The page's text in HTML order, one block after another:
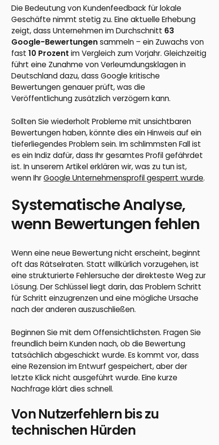
Die Bedeutung von Kundenfeedback für lokale
Geschäfte nimmt stetig zu. Eine aktuelle Erhebung
zeigt, dass Unternehmen im Durchschnitt 63
Google-Bewertungensammeln – ein Zuwachs von
fast10 Prozent im Vergleich zum Vorjahr. Gleichzeitig
führt eine Zunahme von Verleumdungsklagen in
Deutschland dazu, dass Google kritische
Bewertungen genauer prüft, was die
Veröffentlichung zusätzlich verzögern kann.
Sollten Sie wiederholt Probleme mit unsichtbaren
Bewertungen haben, könnte dies ein Hinweis auf ein
tieferliegendes Problem sein. Im schlimmsten Fall ist
es ein Indiz dafür, dass Ihr gesamtes Profil gefährdet
ist. In unserem Artikel erklären wir, was zu tun ist,
wenn IhrGoogle Unternehmensprofil gesperrt wurde.
Systematische Analyse,
wenn Bewertungen fehlen
Wenn eine neue Bewertung nicht erscheint, beginnt
oft das Rätselraten. Statt willkürlich vorzugehen, ist
eine strukturierte Fehlersuche der direkteste Weg zur
Lösung. Der Schlüssel liegt darin, das Problem Schritt
für Schritt einzugrenzen und eine mögliche Ursache
nach der anderen auszuschließen.
Beginnen Sie mit dem Offensichtlichsten. Fragen Sie
freundlich beim Kunden nach, ob die Bewertung
tatsächlich abgeschickt wurde. Es kommt vor, dass
eine Rezension im Entwurf gespeichert, aber der
letzte Klick nicht ausgeführt wurde. Eine kurze
Nachfrage klärt dies schnell.
Von Nutzerfehlern bis zu
technischen Hürden